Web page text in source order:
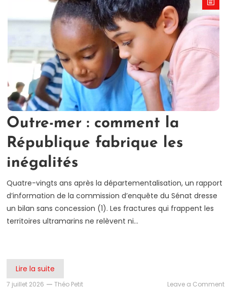
Outre-mer : comment la
République fabrique les
inégalités
Quatre-vingts ans après la départementalisation, un rapport
d’information de la commission d’enquête du Sénat dresse
un bilan sans concession (1). Les fractures qui frappent les
territoires ultramarins ne relèvent ni…
Lire la suite
7 juillet 2026 Théo Petit Leave a Comment